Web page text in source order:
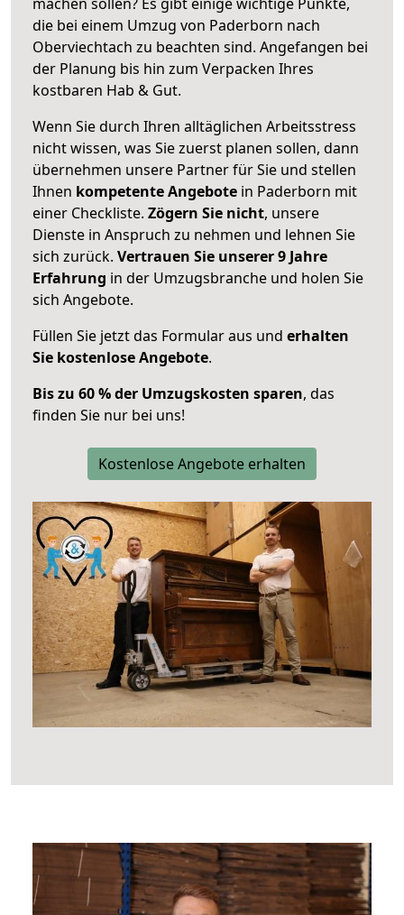
die bei einem Umzug von Paderborn nach
Oberviechtach zu beachten sind. Angefangen bei
der Planung bis hin zum Verpacken Ihres
kostbaren Hab & Gut.
Wenn Sie durch Ihren alltäglichen Arbeitsstress
nicht wissen, was Sie zuerst planen sollen, dann
übernehmen unsere Partner für Sie und stellen
Ihnen kompetente Angebote in Paderborn mit
einer Checkliste. Zögern Sie nicht, unsere
Dienste in Anspruch zu nehmen und lehnen Sie
sich zurück. Vertrauen Sie unserer 9 Jahre
Erfahrung in der Umzugsbranche und holen Sie
sich Angebote.
Füllen Sie jetzt das Formular aus und erhalten
Sie kostenlose Angebote.
Bis zu 60 % der Umzugskosten sparen, das
finden Sie nur bei uns!
Kostenlose Angebote erhalten